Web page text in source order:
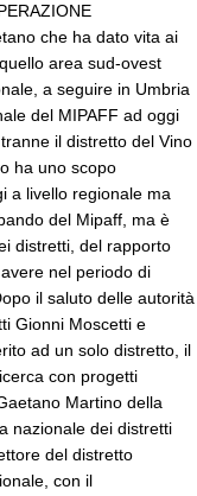
che ha dato vita ai
area sud-ovest
a seguire in Umbria
del MIPAFF ad oggi
il distretto del Vino
ha uno scopo
a livello regionale ma
del Mipaff, ma è
distretti, del rapporto
nel periodo di
il saluto delle autorità
Gionni Moscetti e
ad un solo distretto, il
con progetti
Martino della
nazionale dei distretti
del distretto
con il